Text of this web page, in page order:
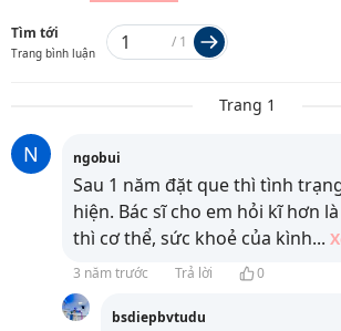
Tìm tới
Trang bình luận
/ 1
Trang 1
N ngobui
Sau 1 năm đặt que thì tình
hiện. Bác sĩ cho em hỏi kĩ hơn
thì cơ thể, sức khoẻ của kình...
3 năm trước Trả lời 0
bsdiepbvtudu